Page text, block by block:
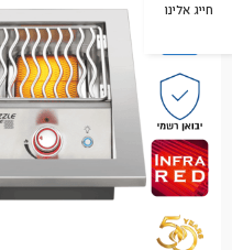
חייג אלינו